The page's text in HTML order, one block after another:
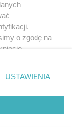
o zgodę na
prywatności
zgody
takiemu
tylko
USTAWIENIA